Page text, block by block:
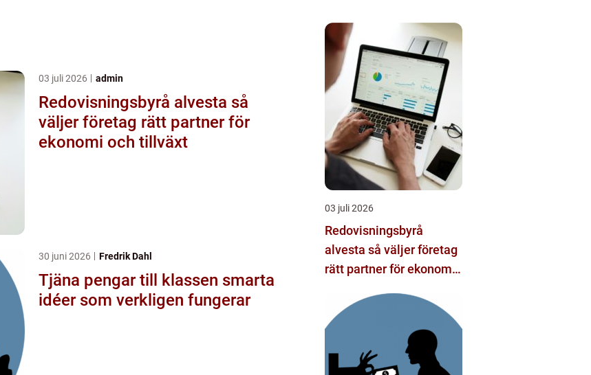
03 juli 2026 admin
Redovisningsbyrå alvesta så
väljer företag rätt partner för
ekonomi och tillväxt
30 juni 2026 Fredrik Dahl
Tjäna pengar till klassen smarta
idéer som verkligen fungerar
03 juli 2026
Redovisningsbyrå
alvesta så väljer företag
rätt partner för ekonomi